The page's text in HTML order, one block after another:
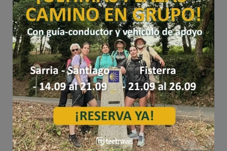
conocerla y asumirla, considerándola como
propia, siendo cada miembro responsable de
aplicarla y de verificar las normas de protección
de datos aplicables a su actividad, así como
identificar y aportar las oportunidades de mejora
que considere oportunas con el objetivo de
alcanzar la excelencia en relación con su
cumplimiento.
Esta Política será revisada por la Dirección Órgano
de Gobierno deTEE TRAVEL SL, tantas veces
como se considere necesario, para adecuarse, en
todo momento, a las disposiciones vigentes en